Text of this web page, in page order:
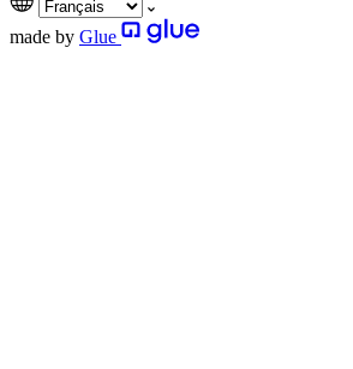
made by Glue